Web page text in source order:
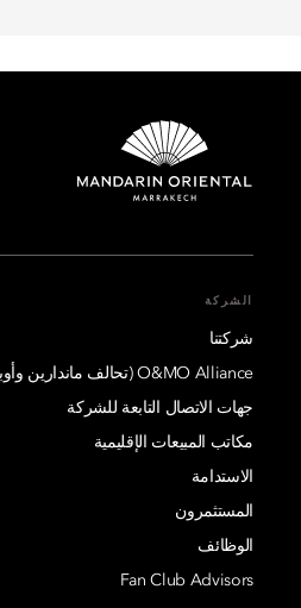
الشركة
شركتنا
O&MO Alliance (تحالف ماندارين وأوبروي)
جهات الاتصال التابعة للشركة
مكاتب المبيعات الإقليمية
الاستدامة
المستثمرون
الوظائف
Fan Club Advisors